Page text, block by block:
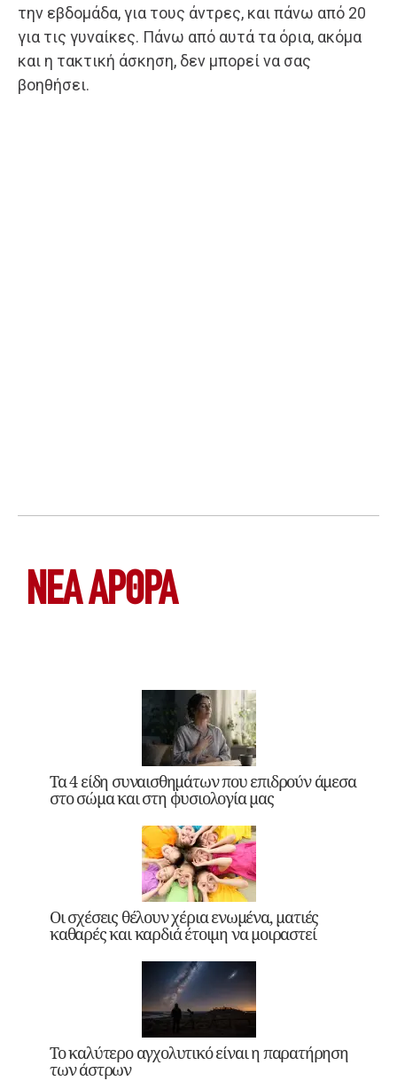
την εβδομάδα, για τους άντρες, και πάνω από 20
για τις γυναίκες. Πάνω από αυτά τα όρια, ακόμα
και η τακτική άσκηση, δεν μπορεί να σας
βοηθήσει.
ΝΕΑ ΆΡΘΡΑ
Τα 4 είδη συναισθημάτων που επιδρούν άμεσα
στο σώμα και στη φυσιολογία μας
Οι σχέσεις θέλουν χέρια ενωμένα, ματιές
καθαρές και καρδιά έτοιμη να μοιραστεί
Το καλύτερο αγχολυτικό είναι η παρατήρηση
των άστρων